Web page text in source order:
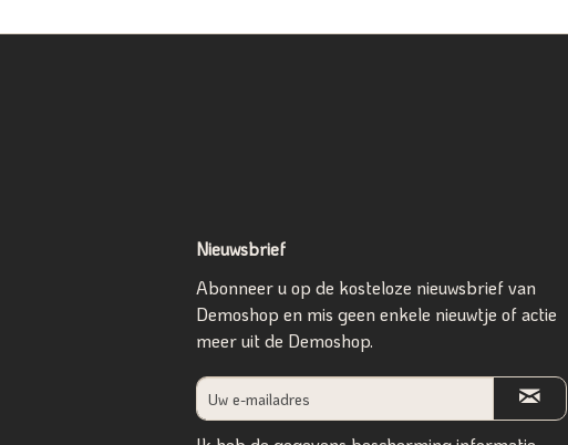
Nieuwsbrief
Abonneer u op de kosteloze nieuwsbrief van
Demoshop en mis geen enkele nieuwtje of actie
meer uit de Demoshop.